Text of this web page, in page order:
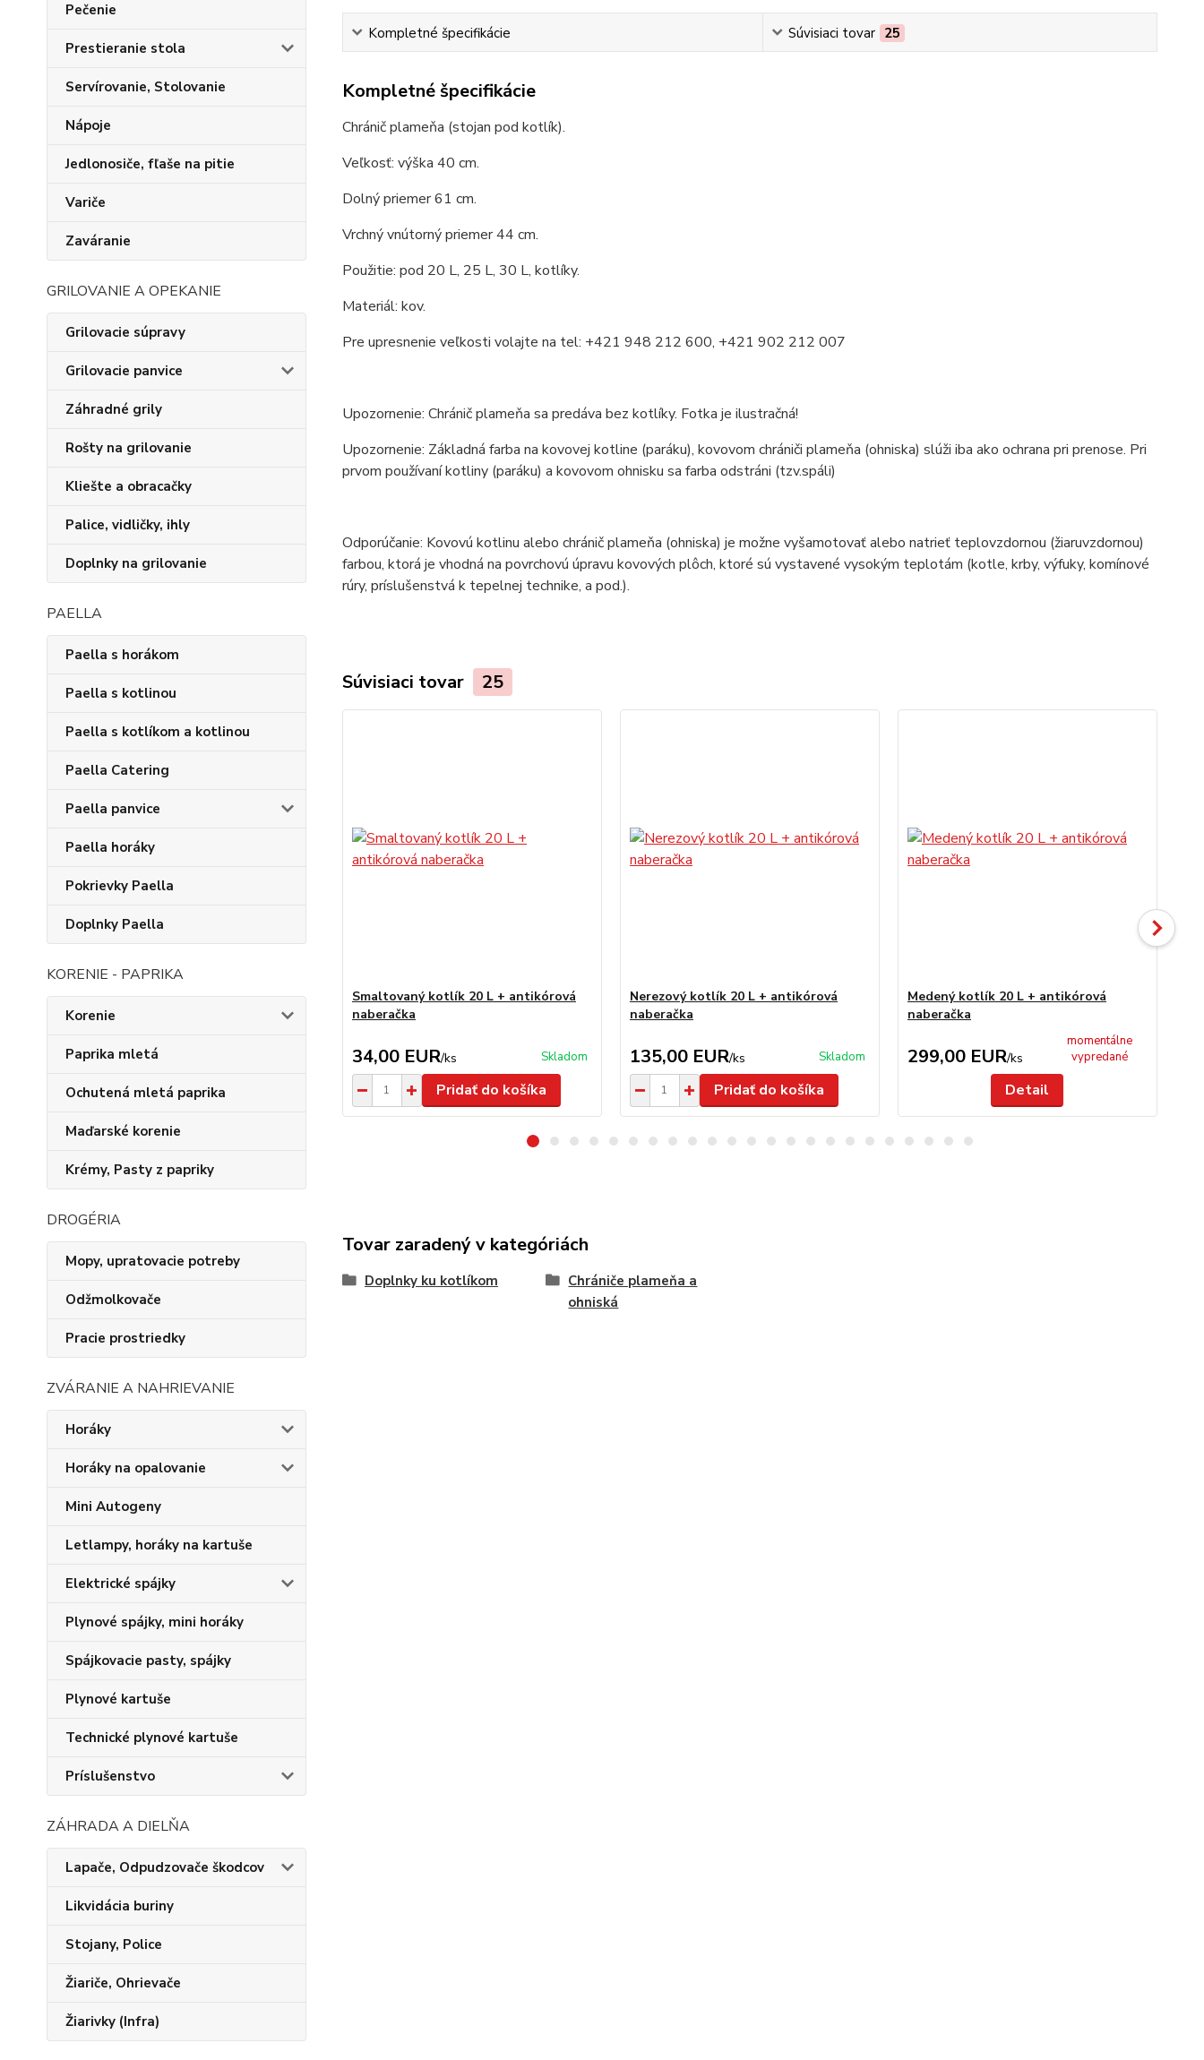
Pečenie
Prestieranie stola
Servírovanie, Stolovanie
Nápoje
Jedlonosiče, fľaše na pitie
Variče
Zaváranie
GRILOVANIE A OPEKANIE
Grilovacie súpravy
Grilovacie panvice
Záhradné grily
Rošty na grilovanie
Kliešte a obracačky
Palice, vidličky, ihly
Doplnky na grilovanie
PAELLA
Paella s horákom
Paella s kotlinou
Paella s kotlíkom a kotlinou
Paella Catering
Paella panvice
Paella horáky
Pokrievky Paella
Doplnky Paella
KORENIE - PAPRIKA
Korenie
Paprika mletá
Ochutená mletá paprika
Maďarské korenie
Krémy, Pasty z papriky
DROGÉRIA
Mopy, upratovacie potreby
Odžmolkovače
Pracie prostriedky
ZVÁRANIE A NAHRIEVANIE
Horáky
Horáky na opalovanie
Mini Autogeny
Letlampy, horáky na kartuše
Elektrické spájky
Plynové spájky, mini horáky
Spájkovacie pasty, spájky
Plynové kartuše
Technické plynové kartuše
Príslušenstvo
ZÁHRADA A DIELŇA
Lapače, Odpudzovače škodcov
Likvidácia buriny
Stojany, Police
Žiariče, Ohrievače
Žiarivky (Infra)
Kompletné špecifikácie Súvisiaci tovar 25
Kompletné špecifikácie
Chránič plameňa (stojan pod kotlík).
Veľkosť: výška 40 cm.
Dolný priemer 61 cm.
Vrchný vnútorný priemer 44 cm.
Použitie: pod 20 L, 25 L, 30 L, kotlíky.
Materiál: kov.
Pre upresnenie veľkosti volajte na tel: +421 948 212 600, +421 902 212 007
Upozornenie: Chránič plameňa sa predáva bez kotlíky. Fotka je ilustračná!
Upozornenie: Základná farba na kovovej kotline (paráku), kovovom chrániči plameňa (ohniska) slúži iba ako ochrana pri prenose. Pri
prvom používaní kotliny (paráku) a kovovom ohnisku sa farba odstráni (tzv.spáli)
Odporúčanie: Kovovú kotlinu alebo chránič plameňa (ohniska) je možne vyšamotovať alebo natrieť teplovzdornou (žiaruvzdornou)
farbou, ktorá je vhodná na povrchovú úpravu kovových plôch, ktoré sú vystavené vysokým teplotám (kotle, krby, výfuky, komínové
rúry, príslušenstvá k tepelnej technike, a pod.).
Súvisiaci tovar 25
Smaltovaný kotlík 20 L + antikórová
naberačka
34,00 EUR/ks Skladom
Pridať do košíka
Nerezový kotlík 20 L + antikórová
naberačka
135,00 EUR/ks Skladom
Pridať do košíka
Medený kotlík 20 L + antikórová
naberačka
299,00 EUR/ks
momentálne
vypredané
Detail
Tovar zaradený v kategóriách
Doplnky ku kotlíkom
Chrániče plameňa a
ohniská